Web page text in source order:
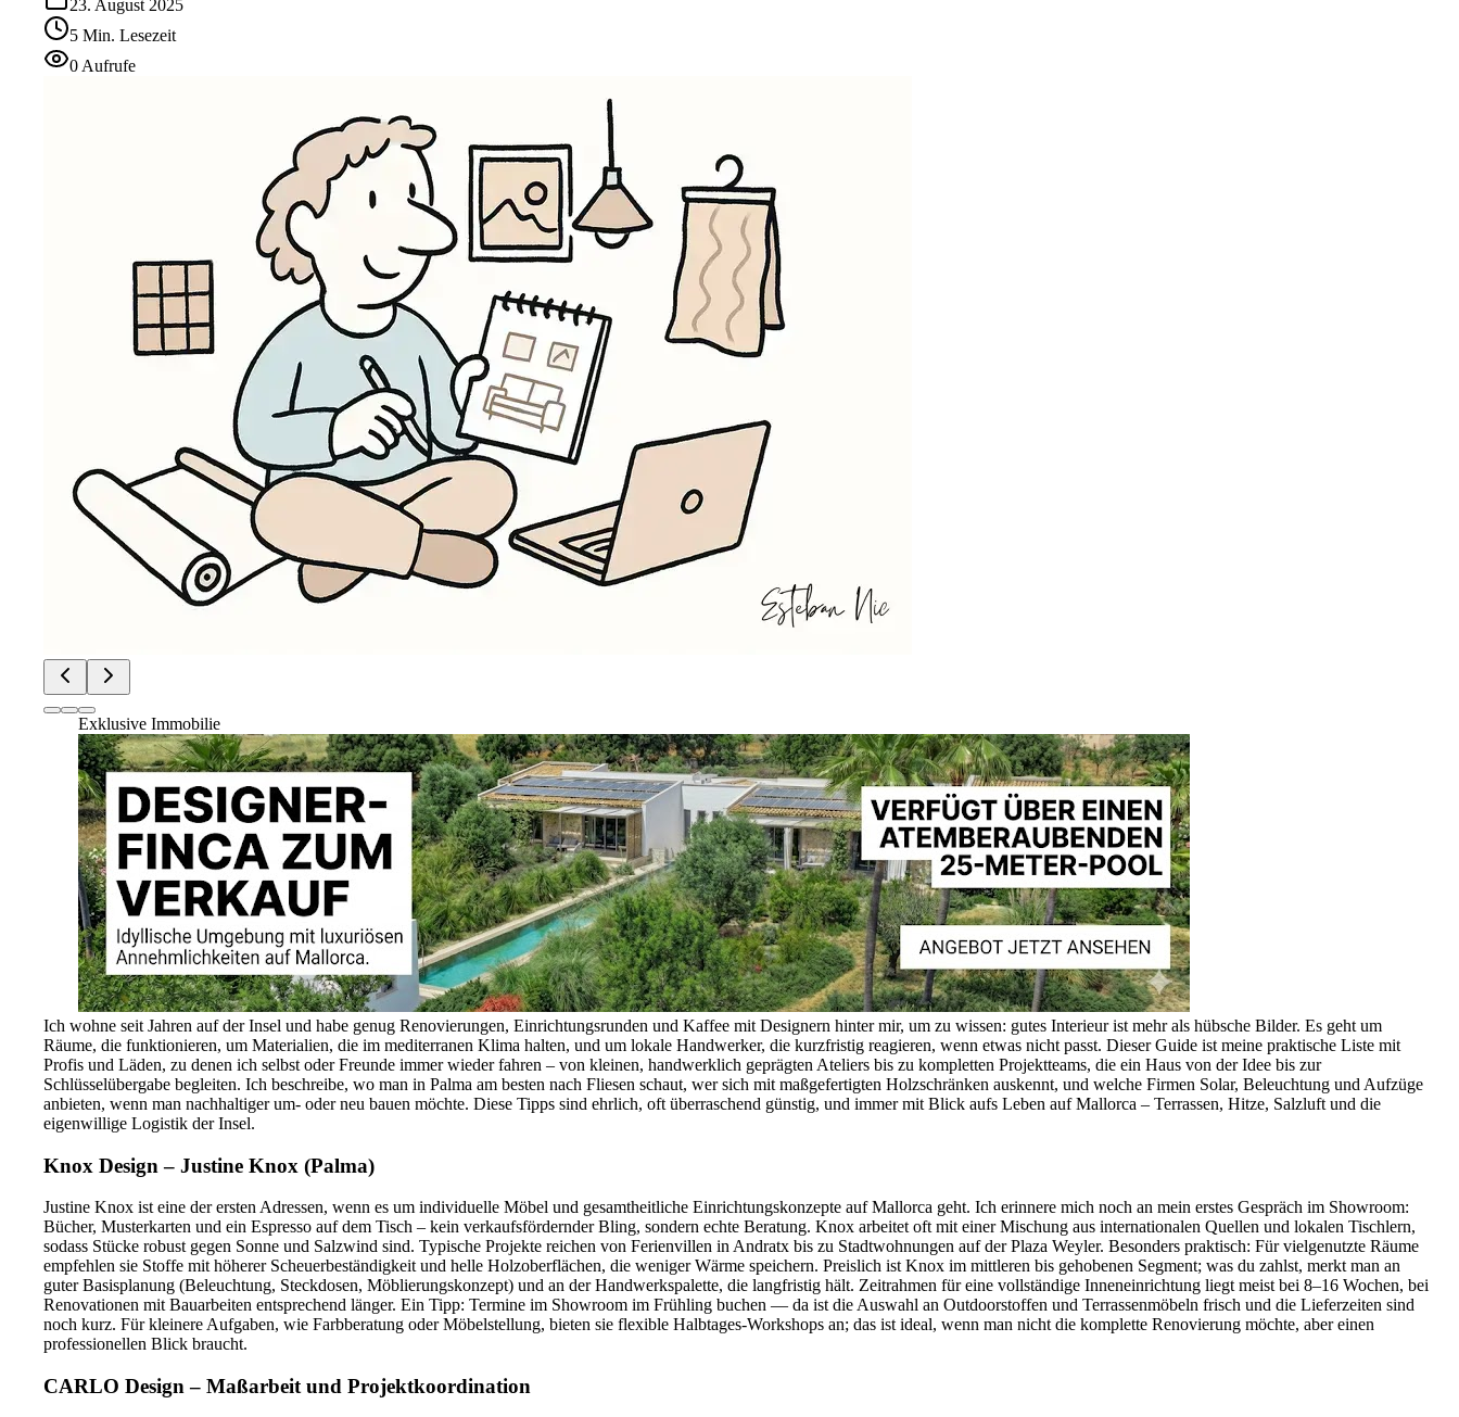
23. August 2025
5 Min. Lesezeit
0 Aufrufe
Exklusive Immobilie
Ich wohne seit Jahren auf der Insel und habe genug Renovierungen, Einrichtungsrunden und Kaffee mit Designern hinter mir, um zu wissen: gutes Interieur ist mehr als hübsche Bilder. Es geht um
Räume, die funktionieren, um Materialien, die im mediterranen Klima halten, und um lokale Handwerker, die kurzfristig reagieren, wenn etwas nicht passt. Dieser Guide ist meine praktische Liste mit
Profis und Läden, zu denen ich selbst oder Freunde immer wieder fahren – von kleinen, handwerklich geprägten Ateliers bis zu kompletten Projektteams, die ein Haus von der Idee bis zur
Schlüsselübergabe begleiten. Ich beschreibe, wo man in Palma am besten nach Fliesen schaut, wer sich mit maßgefertigten Holzschränken auskennt, und welche Firmen Solar, Beleuchtung und Aufzüge
anbieten, wenn man nachhaltiger um- oder neu bauen möchte. Diese Tipps sind ehrlich, oft überraschend günstig, und immer mit Blick aufs Leben auf Mallorca – Terrassen, Hitze, Salzluft und die
eigenwillige Logistik der Insel.
Knox Design – Justine Knox (Palma)
Justine Knox ist eine der ersten Adressen, wenn es um individuelle Möbel und gesamtheitliche Einrichtungskonzepte auf Mallorca geht. Ich erinnere mich noch an mein erstes Gespräch im Showroom:
Bücher, Musterkarten und ein Espresso auf dem Tisch – kein verkaufsfördernder Bling, sondern echte Beratung. Knox arbeitet oft mit einer Mischung aus internationalen Quellen und lokalen Tischlern,
sodass Stücke robust gegen Sonne und Salzwind sind. Typische Projekte reichen von Ferienvillen in Andratx bis zu Stadtwohnungen auf der Plaza Weyler. Besonders praktisch: Für vielgenutzte Räume
empfehlen sie Stoffe mit höherer Scheuerbeständigkeit und helle Holzoberflächen, die weniger Wärme speichern. Preislich ist Knox im mittleren bis gehobenen Segment; was du zahlst, merkt man an
guter Basisplanung (Beleuchtung, Steckdosen, Möblierungskonzept) und an der Handwerkspalette, die langfristig hält. Zeitrahmen für eine vollständige Inneneinrichtung liegt meist bei 8–16 Wochen, bei
Renovationen mit Bauarbeiten entsprechend länger. Ein Tipp: Termine im Showroom im Frühling buchen — da ist die Auswahl an Outdoorstoffen und Terrassenmöbeln frisch und die Lieferzeiten sind
noch kurz. Für kleinere Aufgaben, wie Farbberatung oder Möbelstellung, bieten sie flexible Halbtages-Workshops an; das ist ideal, wenn man nicht die komplette Renovierung möchte, aber einen
professionellen Blick braucht.
CARLO Design – Maßarbeit und Projektkoordination